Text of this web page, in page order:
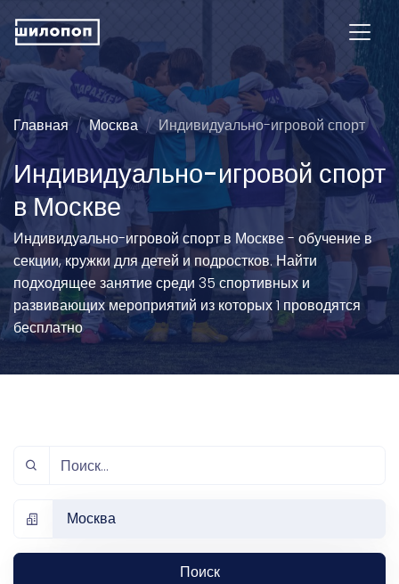
Главная Москва Индивидуально-игровой спорт
Индивидуально-игровой спорт
в Москве
Индивидуально-игровой спорт в Москве - обучение в
секции, кружки для детей и подростков. Найти
подходящее занятие среди 35 спортивных и
развивающих мероприятий из которых 1 проводятся
бесплатно
Москва
Поиск